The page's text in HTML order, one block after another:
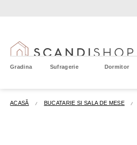
Gradina Sufragerie Dormitor
ACASĂ BUCATARIE SI SALA DE MESE